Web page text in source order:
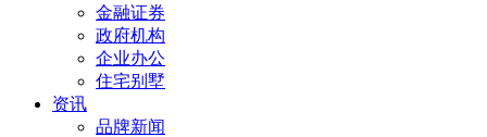
金融证券
政府机构
企业办公
住宅别墅
资讯
品牌新闻